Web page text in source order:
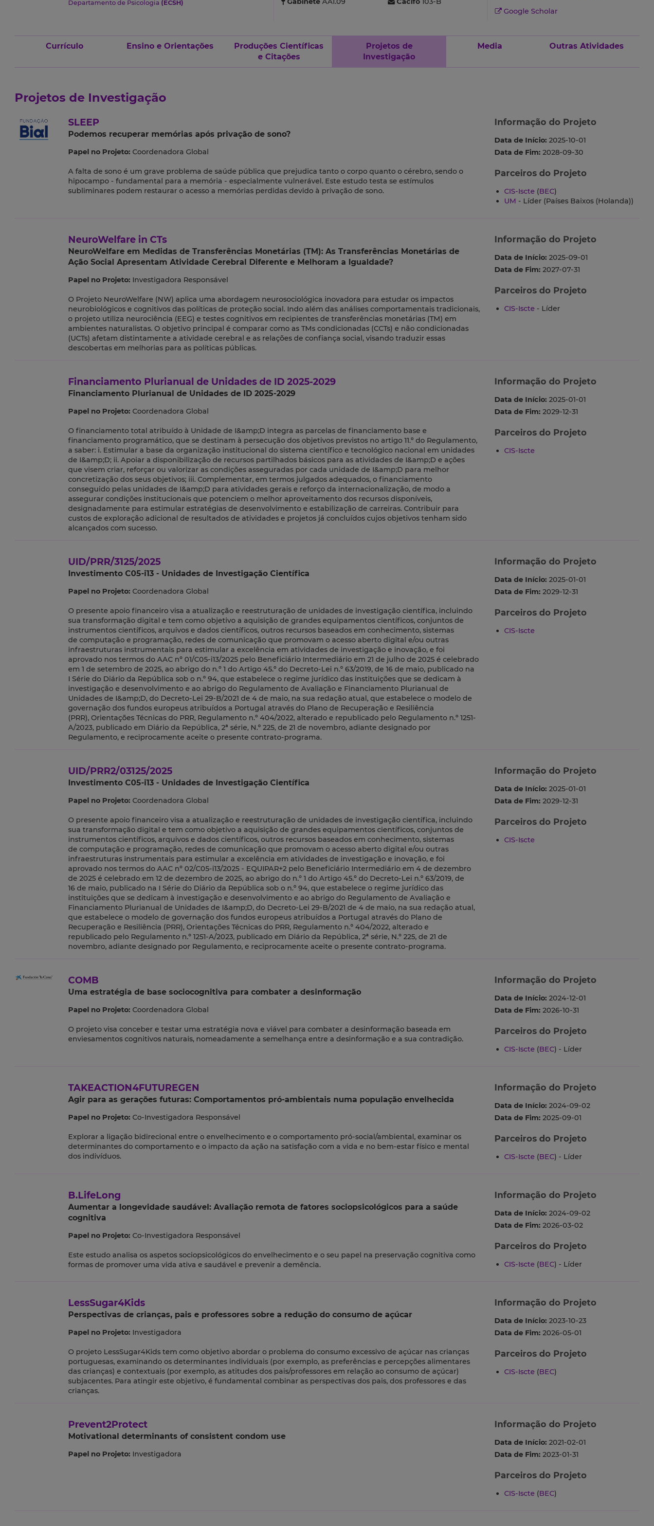
Departamento de Psicologia (ECSH)
Google Scholar
Currículo Ensino e Orientações
Produções Científicas
e Citações
Projetos de
Investigação
Media Outras Atividades
Projetos de Investigação
SLEEP
Podemos recuperar memórias após privação de sono?
Papel no Projeto: Coordenadora Global
A falta de sono é um grave problema de saúde pública que prejudica tanto o corpo quanto o cérebro, sendo o
hipocampo - fundamental para a memória - especialmente vulnerável. Este estudo testa se estímulos
subliminares podem restaurar o acesso a memórias perdidas devido à privação de sono.
Informação do Projeto
Data de Início: 2025-10-01
Data de Fim: 2028-09-30
Parceiros do Projeto
CIS-Iscte (BEC)
UM - Líder (Países Baixos (Holanda))
NeuroWelfare in CTs
NeuroWelfare em Medidas de Transferências Monetárias (TM): As Transferências Monetárias de
Ação Social Apresentam Atividade Cerebral Diferente e Melhoram a Igualdade?
Papel no Projeto: Investigadora Responsável
O Projeto NeuroWelfare (NW) aplica uma abordagem neurosociológica inovadora para estudar os impactos
neurobiológicos e cognitivos das políticas de proteção social. Indo além das análises comportamentais tradicionais,
o projeto utiliza neurociência (EEG) e testes cognitivos em recipientes de transferências monetárias (TM) em
ambientes naturalistas. O objetivo principal é comparar como as TMs condicionadas (CCTs) e não condicionadas
(UCTs) afetam distintamente a atividade cerebral e as relações de confiança social, visando traduzir essas
descobertas em melhorias para as políticas públicas.
Informação do Projeto
Data de Início: 2025-09-01
Data de Fim: 2027-07-31
Parceiros do Projeto
CIS-Iscte - Líder
Financiamento Plurianual de Unidades de ID 2025-2029
Financiamento Plurianual de Unidades de ID 2025-2029
Papel no Projeto: Coordenadora Global
O financiamento total atribuído à Unidade de I&amp;D integra as parcelas de financiamento base e
financiamento programático, que se destinam à persecução dos objetivos previstos no artigo 11.º do Regulamento,
a saber: i. Estimular a base da organização institucional do sistema científico e tecnológico nacional em unidades
de I&amp;D; ii. Apoiar a disponibilização de recursos partilhados básicos para as atividades de I&amp;D e ações
que visem criar, reforçar ou valorizar as condições asseguradas por cada unidade de I&amp;D para melhor
concretização dos seus objetivos; iii. Complementar, em termos julgados adequados, o financiamento
conseguido pelas unidades de I&amp;D para atividades gerais e reforço da internacionalização, de modo a
assegurar condições institucionais que potenciem o melhor aproveitamento dos recursos disponíveis,
designadamente para estimular estratégias de desenvolvimento e estabilização de carreiras. Contribuir para
custos de exploração adicional de resultados de atividades e projetos já concluídos cujos objetivos tenham sido
alcançados com sucesso.
Informação do Projeto
Data de Início: 2025-01-01
Data de Fim: 2029-12-31
Parceiros do Projeto
CIS-Iscte
UID/PRR/3125/2025
Investimento C05-i13 - Unidades de Investigação Científica
Papel no Projeto: Coordenadora Global
O presente apoio financeiro visa a atualização e reestruturação de unidades de investigação científica, incluindo
sua transformação digital e tem como objetivo a aquisição de grandes equipamentos científicos, conjuntos de
instrumentos científicos, arquivos e dados científicos, outros recursos baseados em conhecimento, sistemas
de computação e programação, redes de comunicação que promovam o acesso aberto digital e/ou outras
infraestruturas instrumentais para estimular a excelência em atividades de investigação e inovação, e foi
aprovado nos termos do AAC nº 01/C05-i13/2025 pelo Beneficiário Intermediário em 21 de julho de 2025 é celebrado
em 1 de setembro de 2025, ao abrigo do n.º 1 do Artigo 45.º do Decreto-Lei n.º 63/2019, de 16 de maio, publicado na
I Série do Diário da República sob o n.º 94, que estabelece o regime jurídico das instituições que se dedicam à
investigação e desenvolvimento e ao abrigo do Regulamento de Avaliação e Financiamento Plurianual de
Unidades de I&amp;D, do Decreto-Lei 29-B/2021 de 4 de maio, na sua redação atual, que estabelece o modelo de
governação dos fundos europeus atribuídos a Portugal através do Plano de Recuperação e Resiliência
(PRR), Orientações Técnicas do PRR, Regulamento n.º 404/2022, alterado e republicado pelo Regulamento n.º 1251-
A/2023, publicado em Diário da República, 2ª série, N.º 225, de 21 de novembro, adiante designado por
Regulamento, e reciprocamente aceite o presente contrato-programa.
Informação do Projeto
Data de Início: 2025-01-01
Data de Fim: 2029-12-31
Parceiros do Projeto
CIS-Iscte
UID/PRR2/03125/2025
Investimento C05-i13 - Unidades de Investigação Científica
Papel no Projeto: Coordenadora Global
O presente apoio financeiro visa a atualização e reestruturação de unidades de investigação científica, incluindo
sua transformação digital e tem como objetivo a aquisição de grandes equipamentos científicos, conjuntos de
instrumentos científicos, arquivos e dados científicos, outros recursos baseados em conhecimento, sistemas
de computação e programação, redes de comunicação que promovam o acesso aberto digital e/ou outras
infraestruturas instrumentais para estimular a excelência em atividades de investigação e inovação, e foi
aprovado nos termos do AAC nº 02/C05-i13/2025 - EQUIPAR+2 pelo Beneficiário Intermediário em 4 de dezembro
de 2025 é celebrado em 12 de dezembro de 2025, ao abrigo do n.º 1 do Artigo 45.º do Decreto-Lei n.º 63/2019, de
16 de maio, publicado na I Série do Diário da República sob o n.º 94, que estabelece o regime jurídico das
instituições que se dedicam à investigação e desenvolvimento e ao abrigo do Regulamento de Avaliação e
Financiamento Plurianual de Unidades de I&amp;D, do Decreto-Lei 29-B/2021 de 4 de maio, na sua redação atual,
que estabelece o modelo de governação dos fundos europeus atribuídos a Portugal através do Plano de
Recuperação e Resiliência (PRR), Orientações Técnicas do PRR, Regulamento n.º 404/2022, alterado e
republicado pelo Regulamento n.º 1251-A/2023, publicado em Diário da República, 2ª série, N.º 225, de 21 de
novembro, adiante designado por Regulamento, e reciprocamente aceite o presente contrato-programa.
Informação do Projeto
Data de Início: 2025-01-01
Data de Fim: 2029-12-31
Parceiros do Projeto
CIS-Iscte
COMB
Uma estratégia de base sociocognitiva para combater a desinformação
Papel no Projeto: Coordenadora Global
O projeto visa conceber e testar uma estratégia nova e viável para combater a desinformação baseada em
enviesamentos cognitivos naturais, nomeadamente a semelhança entre a desinformação e a sua contradição.
Informação do Projeto
Data de Início: 2024-12-01
Data de Fim: 2026-10-31
Parceiros do Projeto
CIS-Iscte (BEC) - Líder
TAKEACTION4FUTUREGEN
Agir para as gerações futuras: Comportamentos pró-ambientais numa população envelhecida
Papel no Projeto: Co-Investigadora Responsável
Explorar a ligação bidirecional entre o envelhecimento e o comportamento pró-social/ambiental, examinar os
determinantes do comportamento e o impacto da ação na satisfação com a vida e no bem-estar físico e mental
dos indivíduos.
Informação do Projeto
Data de Início: 2024-09-02
Data de Fim: 2025-09-01
Parceiros do Projeto
CIS-Iscte (BEC) - Líder
B.LifeLong
Aumentar a longevidade saudável: Avaliação remota de fatores sociopsicológicos para a saúde
cognitiva
Papel no Projeto: Co-Investigadora Responsável
Este estudo analisa os aspetos sociopsicológicos do envelhecimento e o seu papel na preservação cognitiva como
formas de promover uma vida ativa e saudável e prevenir a demência.
Informação do Projeto
Data de Início: 2024-09-02
Data de Fim: 2026-03-02
Parceiros do Projeto
CIS-Iscte (BEC) - Líder
LessSugar4Kids
Perspectivas de crianças, pais e professores sobre a redução do consumo de açúcar
Papel no Projeto: Investigadora
O projeto LessSugar4Kids tem como objetivo abordar o problema do consumo excessivo de açúcar nas crianças
portuguesas, examinando os determinantes individuais (por exemplo, as preferências e percepções alimentares
das crianças) e contextuais (por exemplo, as atitudes dos pais/professores em relação ao consumo de açúcar)
subjacentes. Para atingir este objetivo, é fundamental combinar as perspectivas dos pais, dos professores e das
crianças.
Informação do Projeto
Data de Início: 2023-10-23
Data de Fim: 2026-05-01
Parceiros do Projeto
CIS-Iscte (BEC)
Prevent2Protect
Motivational determinants of consistent condom use
Papel no Projeto: Investigadora
Informação do Projeto
Data de Início: 2021-02-01
Data de Fim: 2023-01-31
Parceiros do Projeto
CIS-Iscte (BEC)